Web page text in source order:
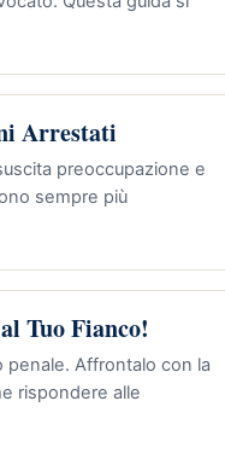
Arrestati
preoccupazione e
sempre più
Tuo Fianco!
penale. Affrontalo con la
rispondere alle